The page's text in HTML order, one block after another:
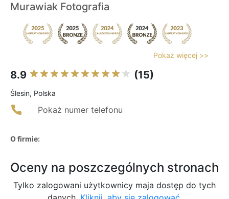
Murawiak Fotografia
Pokaż więcej >>
8.9 (15)
Ślesin, Polska
Pokaż numer telefonu
O firmie:
Oceny na poszczególnych stronach
Tylko zalogowani użytkownicy maja dostęp do tych